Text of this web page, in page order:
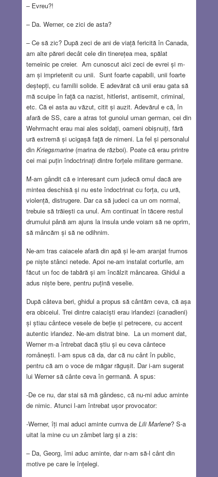
– Evreu?!
– Da. Werner, ce zici de asta?
– Ce să zic? După zeci de ani de viață fericită în Canada,
am alte păreri decât cele din tinerețea mea, spălat
temeinic pe creier. Am cunoscut aici zeci de evrei și m-
am și imprietenit cu unii. Sunt foarte capabili, unii foarte
deștepți, cu familii solide. E adevărat că unii erau gata să
mă scuipe în faţă ca nazist, hitlerist, antisemit, criminal,
etc. Că ei asta au văzut, citit și auzit. Adevărul e că, în
afară de SS, care a atras tot gunoiul uman german, cei din
Wehrmacht erau mai ales soldați, oameni obișnuiți, fără
ură extremă și ucigașă faţă de nimeni. La fel și personalul
din Kriegsmarine(marina de război). Poate că erau printre
cei mai puțin îndoctrinați dintre forțele militare germane.
M-am gândit că e interesant cum judecă omul dacă are
mintea deschisă și nu este îndoctrinat cu forța, cu ură,
violență, distrugere. Dar ca să judeci ca un om normal,
trebuie să trăiești ca unul. Am continuat în tăcere restul
drumului până am ajuns la insula unde voiam să ne oprim,
să mâncăm și să ne odihnim.
Ne-am tras caiacele afară din apă și le-am aranjat frumos
pe niște stânci netede. Apoi ne-am instalat corturile, am
făcut un foc de tabără și am încălzit mâncarea. Ghidul a
adus niște bere, pentru puțină veselie.
După câteva beri, ghidul a propus să cântăm ceva, că așa
era obiceiul. Trei dintre caiaciști erau irlandezi (canadieni)
și știau cântece vesele de beție și petrecere, cu accent
autentic irlandez. Ne-am distrat bine. La un moment dat,
Werner m-a întrebat dacă știu și eu ceva cântece
românești. I-am spus că da, dar că nu cânt în public,
pentru că am o voce de măgar răgușit. Dar i-am sugerat
lui Werner să cânte ceva în germană. A spus:
-De ce nu, dar stai să mă gândesc, că nu-mi aduc aminte
de nimic. Atunci l-am întrebat ușor provocator:
-Werner, îți mai aduci aminte cumva de Lili Marlene? S-a
uitat la mine cu un zâmbet larg și a zis:
– Da, Georg, îmi aduc aminte, dar n-am să-l cânt din
motive pe care le înțelegi.